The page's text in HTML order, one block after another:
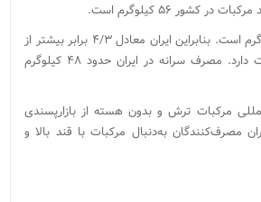
کشور ۵۶ کیلوگرم است.
این رقم در جهان ۱۷ کیلوگرم است. بنابراین ایران معادل ۴/۳ برابر بیشتر از
سرانه جهان تولید مرکبات دارد. مصرف سرانه در ایران حدود ۴۸ کیلوگرم
مرکبات ترش و بدون هسته از بازارپسندی
مصرف‌کنندگان به‌دنبال مرکبات با قند بالا و